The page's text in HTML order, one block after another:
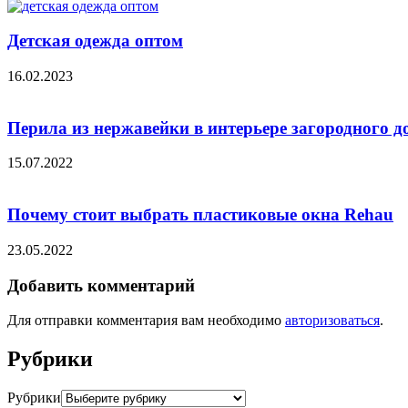
Детская одежда оптом
16.02.2023
Перила из нержавейки в интерьере загородного
15.07.2022
Почему стоит выбрать пластиковые окна Rehau
23.05.2022
Добавить комментарий
Для отправки комментария вам необходимо авторизоваться.
Рубрики
Рубрики